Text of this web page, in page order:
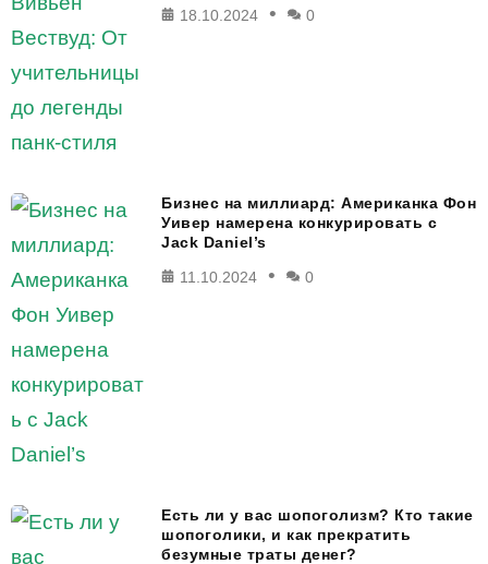
18.10.2024 0
Бизнес на миллиард: Американка Фон
Уивер намерена конкурировать с
Jack Daniel’s
11.10.2024
0
Есть ли у вас шопоголизм? Кто такие
шопоголики, и как прекратить
безумные траты денег?